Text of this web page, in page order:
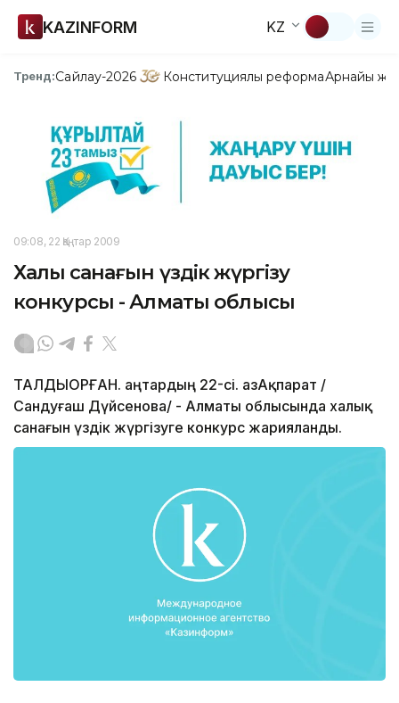
KAZINFORM KZ
Тренд:Сайлау-2026 Конституциялық реформаАрнайы
09:08, 22 Қаңтар 2009
Халық санағын үздік жүргізу
конкурсы - Алматы облысы
ТАЛДЫҚОРҒАН. Қаңтардың 22-сі. ҚазАқпарат /
Сандуғаш Дүйсенова/ - Алматы облысында халық
санағын үздік жүргізуге конкурс жарияланды.